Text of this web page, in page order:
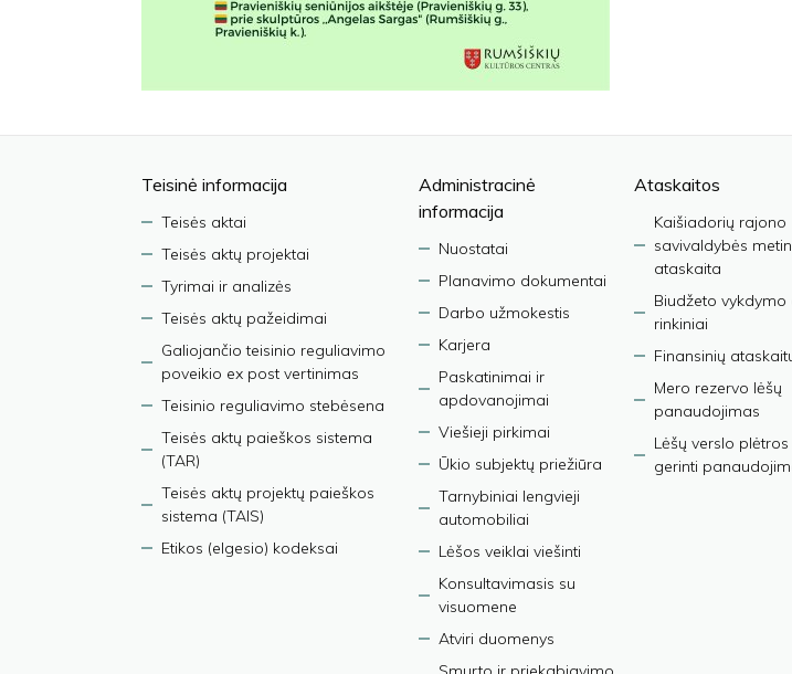
Teisinė informacija
Teisės aktai
Teisės aktų projektai
Tyrimai ir analizės
Teisės aktų pažeidimai
Galiojančio teisinio reguliavimo
poveikio ex post vertinimas
Teisinio reguliavimo stebėsena
Teisės aktų paieškos sistema
(TAR)
Teisės aktų projektų paieškos
sistema (TAIS)
Etikos (elgesio) kodeksai
Administracinė
informacija
Nuostatai
Planavimo dokumentai
Darbo užmokestis
Karjera
Paskatinimai ir
apdovanojimai
Viešieji pirkimai
Ūkio subjektų priežiūra
Tarnybiniai lengvieji
automobiliai
Lėšos veiklai viešinti
Konsultavimasis su
visuomene
Atviri duomenys
Ataskaitos
Kaišiadorių rajono
savivaldybės
ataskaita
Biudžeto vykdymo
rinkiniai
Finansinių
Mero rezervo lėšų
panaudojimas
Lėšų verslo
gerinti